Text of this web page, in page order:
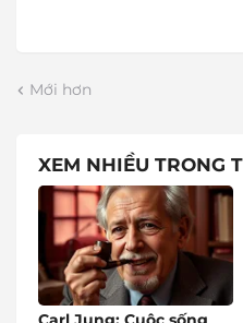
Mới hơn
XEM NHIỀU TRONG